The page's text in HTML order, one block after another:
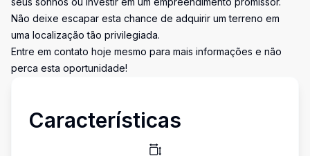
Não deixe escapar esta chance de adquirir um terreno em
uma localização tão privilegiada.
Entre em contato hoje mesmo para mais informações e não
perca esta oportunidade!
Características